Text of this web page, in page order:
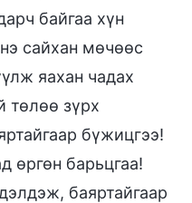
байгаа хүн
сайхан мөчөөс
яахан чадах
төлөө зүрх
бүжицгээ!
өргөн барьцгаа!
баяртайгаар